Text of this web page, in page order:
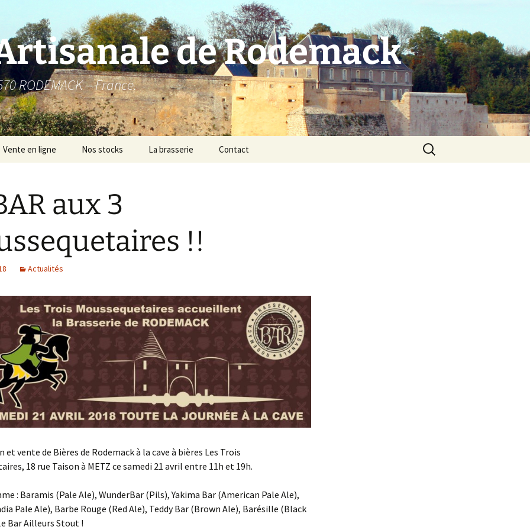
de Rodemack
RODEMACK – France.
10.1 – NEIPA
10.3 – OKTOBARFEST
Vente en ligne Nos stocks La brasserie Contact
Rechercher :
aux 3
!!
Actualités
et vente de Bières de Rodemack à la cave à bières Les Trois
18 rue Taison à METZ ce samedi 21 avril entre 11h et 19h.
: Baramis (Pale Ale), WunderBar (Pils), Yakima Bar (American Pale Ale),
Pale Ale), Barbe Rouge (Red Ale), Teddy Bar (Brown Ale), Barésille (Black
Bar Ailleurs Stout !